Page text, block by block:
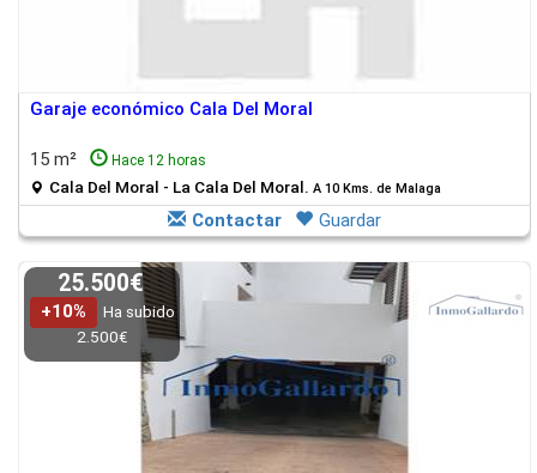
Garaje económico Cala Del Moral
15 m² Hace 12 horas
Cala Del Moral - La Cala Del Moral. A 10 Kms. de Malaga
Contactar Guardar
25.500€
+10%
Ha subido
2.500€